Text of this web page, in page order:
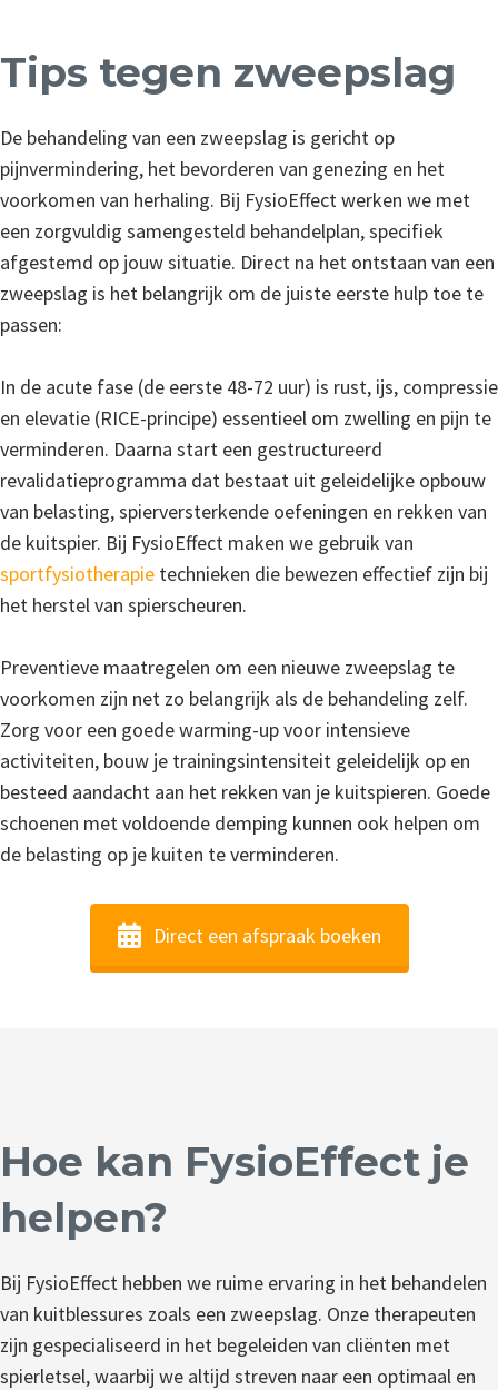
Tips tegen zweepslag
De behandeling van een zweepslag is gericht op
pijnvermindering, het bevorderen van genezing en het
voorkomen van herhaling. Bij FysioEffect werken we met
een zorgvuldig samengesteld behandelplan, specifiek
afgestemd op jouw situatie. Direct na het ontstaan van een
zweepslag is het belangrijk om de juiste eerste hulp toe te
passen:
In de acute fase (de eerste 48-72 uur) is rust, ijs, compressie
en elevatie (RICE-principe) essentieel om zwelling en pijn te
verminderen. Daarna start een gestructureerd
revalidatieprogramma dat bestaat uit geleidelijke opbouw
van belasting, spierversterkende oefeningen en rekken van
de kuitspier. Bij FysioEffect maken we gebruik van
sportfysiotherapie technieken die bewezen effectief zijn bij
het herstel van spierscheuren.
Preventieve maatregelen om een nieuwe zweepslag te
voorkomen zijn net zo belangrijk als de behandeling zelf.
Zorg voor een goede warming-up voor intensieve
activiteiten, bouw je trainingsintensiteit geleidelijk op en
besteed aandacht aan het rekken van je kuitspieren. Goede
schoenen met voldoende demping kunnen ook helpen om
de belasting op je kuiten te verminderen.
Direct een afspraak boeken
Hoe kan FysioEffect je
helpen?
Bij FysioEffect hebben we ruime ervaring in het behandelen
van kuitblessures zoals een zweepslag. Onze therapeuten
zijn gespecialiseerd in het begeleiden van cliënten met
spierletsel, waarbij we altijd streven naar een optimaal en